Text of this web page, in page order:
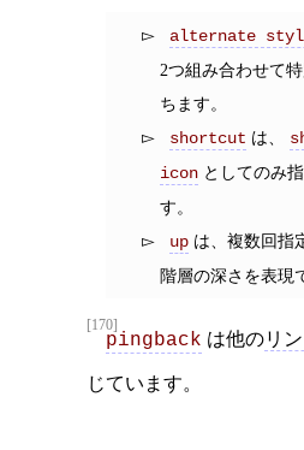
alternate
2つ組み合わせて
ちます。
shortcut は、
iconとしてのみ
す。
up は、複数回指
階層の深さを表現
[170]
pingback は他のリ
じています。